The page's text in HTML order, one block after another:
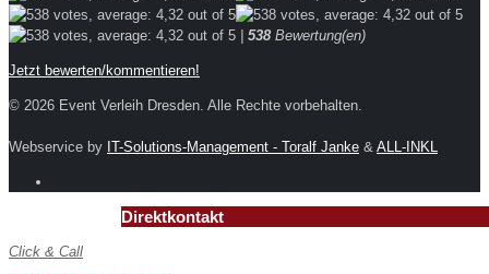
538Bewertung(en)
Jetzt bewerten/kommentieren!
© 2026 Event Verleih Dresden. Alle Rechte vorbehalten.
Webservice by IT-Solutions-Management - Toralf Janke & ALL-INKL
Direktkontakt
Click & Call